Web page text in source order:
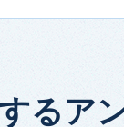
るア